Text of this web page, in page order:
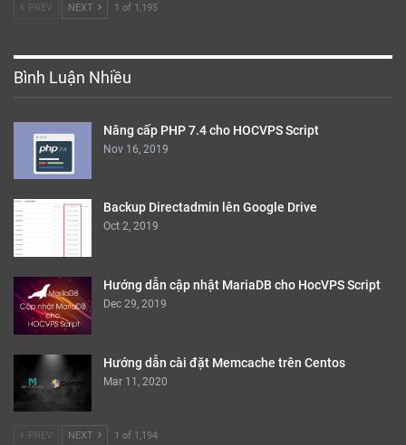
PREV NEXT 1 of 1,195
Bình Luận Nhiều
Nâng cấp PHP 7.4 cho HOCVPS Script
Nov 16, 2019
Backup Directadmin lên Google Drive
Oct 2, 2019
Hướng dẫn cập nhật MariaDB cho HocVPS Script
Dec 29, 2019
Hướng dẫn cài đặt Memcache trên Centos
Mar 11, 2020
PREV NEXT 1 of 1,194